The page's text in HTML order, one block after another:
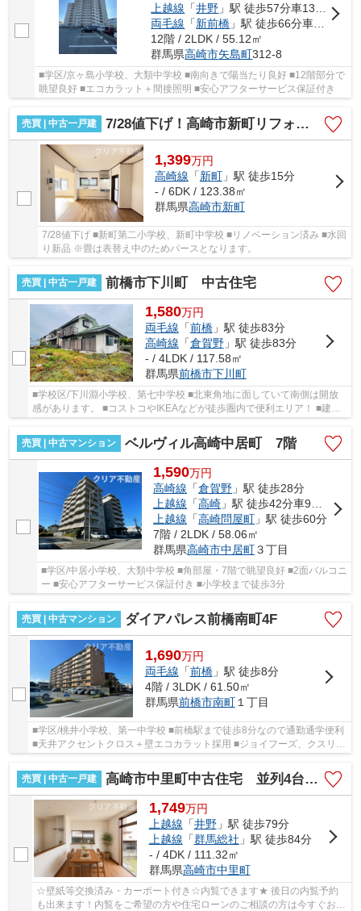
上越線 「井野 」駅 徒歩57分車13分 4.6km
両毛線 「新前橋 」駅 徒歩66分車11分 5.0km
12階 / 2LDK / 55.12㎡
群馬県高崎市矢島町312-8
■学区/京ヶ島小学校、大類中学校 ■南向きで陽当たり良好 ■12階部分で
眺望良好 ■エコカラット＋間接照明 ■安心アフターサービス保証付き
売買 | 中古一戸建 7/28値下げ！高崎市新町リフォーム済み中古住宅
1,399万円
高崎線 「新町」駅 徒歩15分
- / 6DK / 123.38㎡
群馬県高崎市新町
7/28値下げ ■新町第二小学校、新町中学校 ■リノベーション済み ■水回
り新品 ※畳は表替え中のためパースとなります。
売買 | 中古一戸建 前橋市下川町 中古住宅
1,580万円
両毛線 「前橋」駅 徒歩83分
高崎線 「倉賀野」駅 徒歩83分
- / 4LDK / 117.58㎡
群馬県前橋市下川町
■学校区/下川淵小学校、第七中学校 ■北東角地に面していて南側は開放
感があります。 ■コストコやIKEAなどが徒歩圏内で便利エリア！ ■建物
売買 | 中古マンション
ベルヴィル高崎中居町 7階
1,590万円
高崎線 「倉賀野 」駅 徒歩28分
上越線 「高崎 」駅 徒歩42分車9分 3.2km
上越線 「高崎問屋町 」駅 徒歩60分
7階 / 2LDK / 58.06㎡
群馬県高崎市中居町３丁目
■学区/中居小学校、大類中学校 ■角部屋・7階で眺望良好 ■2面バルコニ
ー ■安心アフターサービス保証付き ■小学校まで徒歩3分
売買 | 中古マンション ダイアパレス前橋南町4F
1,690万円
両毛線 「前橋」駅 徒歩8分
4階 / 3LDK / 61.50㎡
群馬県前橋市南町１丁目
■学区/桃井小学校、第一中学校 ■前橋駅まで徒歩8分なので通勤通学便利
■天井アクセントクロス＋壁エコカラット採用 ■ジョイフーズ、クスリの
売買 | 中古一戸建
高崎市中里町中古住宅 並列4台・RC造♪
1,749万円
上越線 「井野」駅 徒歩79分
上越線 「群馬総社 」駅 徒歩84分
- / 4DK / 111.32㎡
群馬県高崎市中里町
☆壁紙等交換済み・カーポート付き☆内覧できます★ 後日の内覧予約
も出来ます！内覧をご希望の方や住宅ローンのご相談の方は今すぐお問